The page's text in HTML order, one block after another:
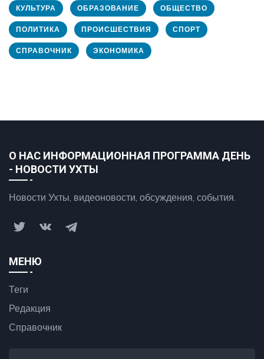
КУЛЬТУРА ОБРАЗОВАНИЕ ОБЩЕСТВО
ПОЛИТИКА ПРОИСШЕСТВИЯ СПОРТ
СПРАВОЧНИК ЭКОНОМИКА
О НАС ИНФОРМАЦИОННАЯ ПРОГРАММА ДЕНЬ
- НОВОСТИ УХТЫ
Новости Ухты, видеоновости, обсуждения, события.
МЕНЮ
Теги
Редакция
Справочник